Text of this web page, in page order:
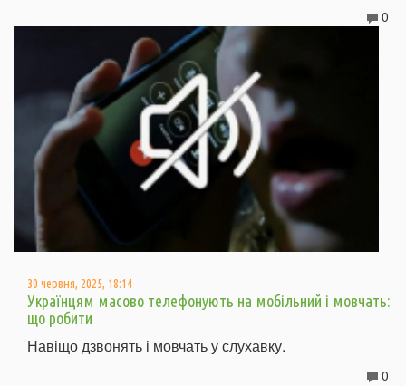
0
30 червня, 2025, 18:14
Українцям масово телефонують на мобільний і мовчать:
що робити
Навіщо дзвонять і мовчать у слухавку.
0